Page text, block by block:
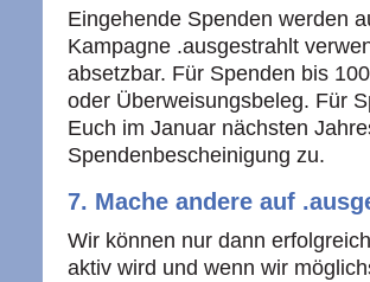
Eingehende Spenden werden
Kampagne .ausgestrahlt
absetzbar. Für Spenden bis
oder Überweisungsbeleg. Für
Euch im Januar nächsten
Spendenbescheinigung zu.
7. Mache andere auf
Wir können nur dann
aktiv wird und wenn wir